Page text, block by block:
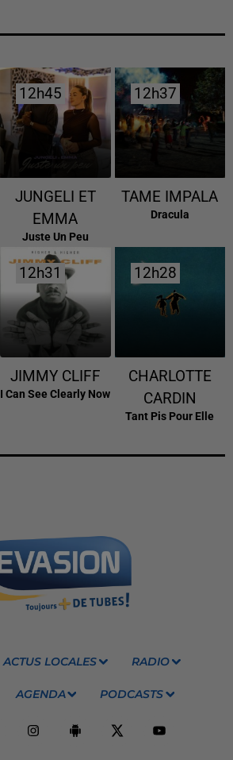
12h45
12h45
JUNGELI ET
EMMA
Juste Un Peu
12h37
12h37
TAME IMPALA
Dracula
12h31
12h31
JIMMY CLIFF
I Can See Clearly Now
12h28
12h28
CHARLOTTE
CARDIN
Tant Pis Pour Elle
ACTUS LOCALES RADIO
AGENDA PODCASTS